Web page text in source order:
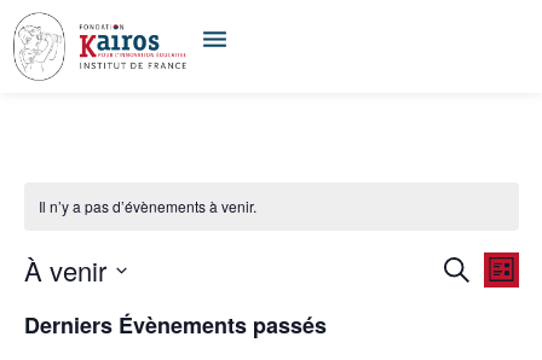
Il n’y a pas d’évènements à venir.
Liste
À venir
une
date.
Derniers Évènements passés